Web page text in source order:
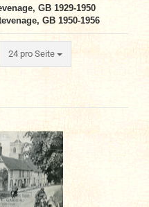
GB 1929-1950
GB 1950-1956
24 pro Seite
pro Seite